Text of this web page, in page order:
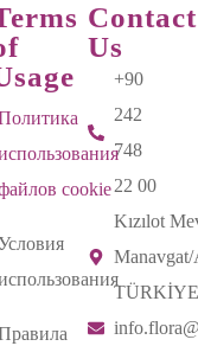
cookie
Contact
Us
+90
242
748
22 00
Kızılot